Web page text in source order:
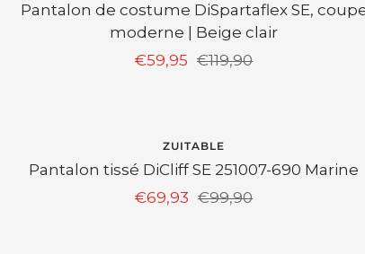
Pantalon de costume DiSpartaflex SE,
moderne | Beige clair
Prix
€59,95 Prix
€119,90
ZUITABLE
Pantalon tissé DiCliff SE 251007-690 Marine
Prix
€69,93 Prix
€99,90